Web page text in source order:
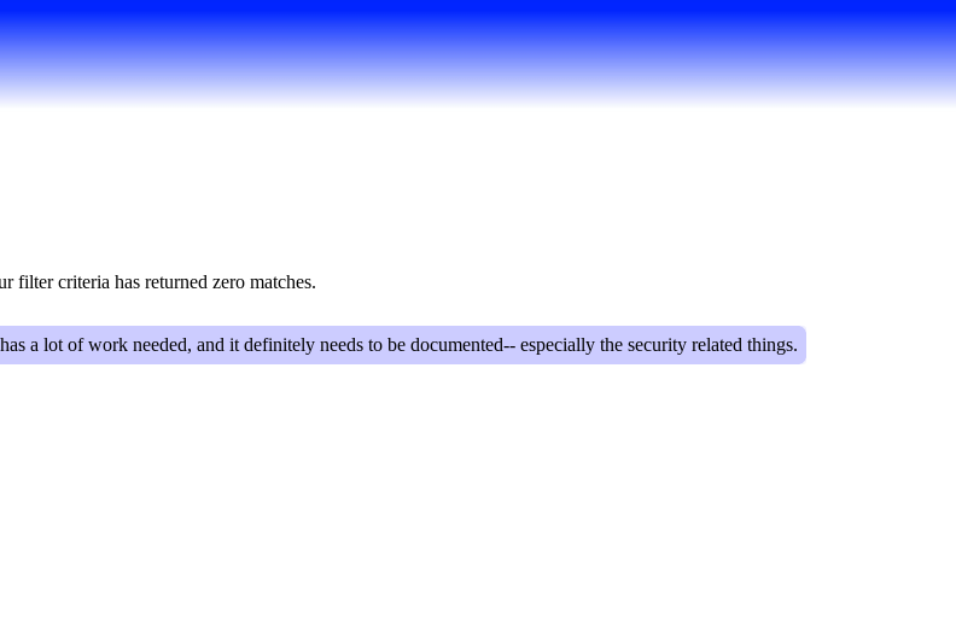
filter criteria has returned zero matches.
a lot of work needed, and it definitely needs to be documented-- especially the security related things.